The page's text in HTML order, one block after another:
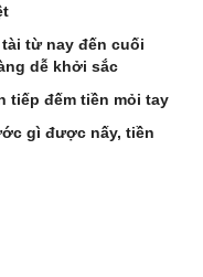
từ nay đến cuối
dễ khởi sắc
tiếp đếm tiền mỏi tay
gì được nấy, tiền